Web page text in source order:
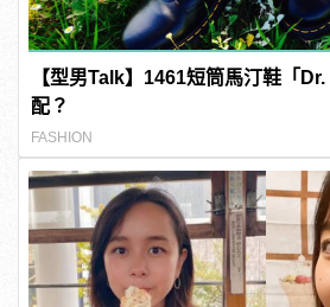
【型男Talk】1461短筒馬汀鞋「
配？
FASHION